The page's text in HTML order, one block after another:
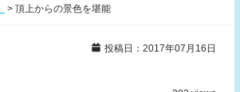
> 頂上からの景色を堪能
投稿日：2017年07月16日